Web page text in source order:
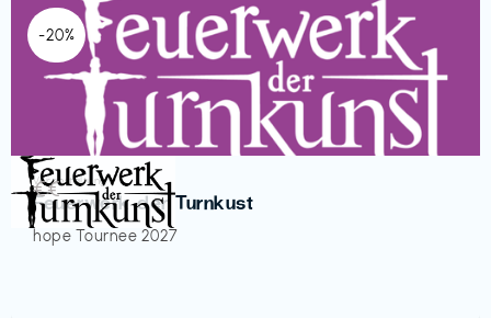
-20%
Veranstaltung
Feuerwerk der Turnkust
hope Tournee 2027
€€‎